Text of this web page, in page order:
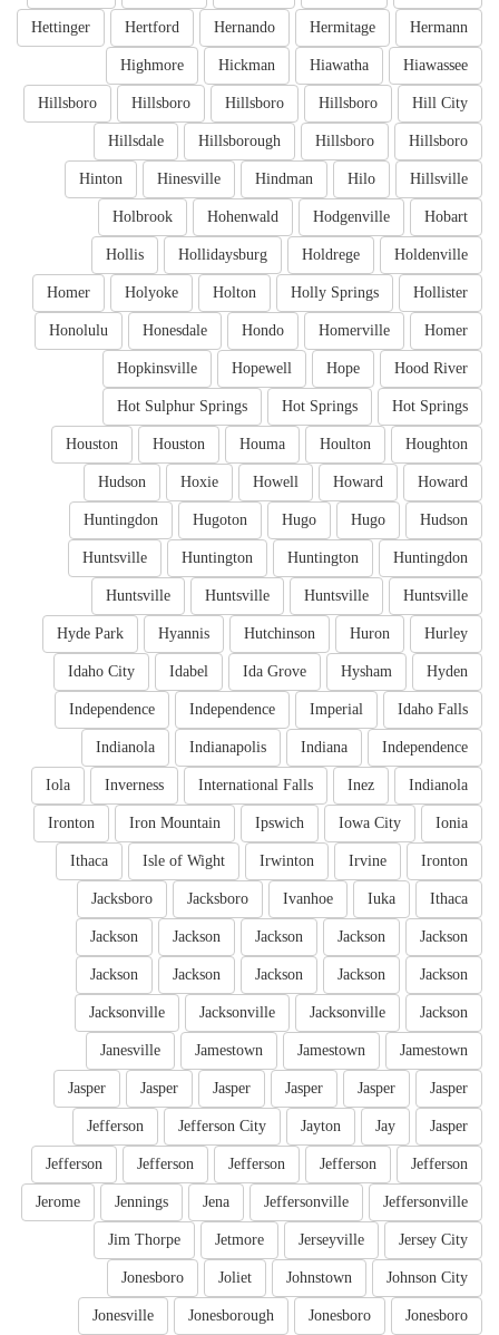
Hermann
Hermitage
Hernando
Hertford
Hettinger
Hiawassee
Hiawatha
Hickman
Highmore
Hill City
Hillsboro
Hillsboro
Hillsboro
Hillsboro
Hillsboro
Hillsboro
Hillsborough
Hillsdale
Hillsville
Hilo
Hindman
Hinesville
Hinton
Hobart
Hodgenville
Hohenwald
Holbrook
Holdenville
Holdrege
Hollidaysburg
Hollis
Hollister
Holly Springs
Holton
Holyoke
Homer
Homer
Homerville
Hondo
Honesdale
Honolulu
Hood River
Hope
Hopewell
Hopkinsville
Hot Springs
Hot Springs
Hot Sulphur Springs
Houghton
Houlton
Houma
Houston
Houston
Howard
Howard
Howell
Hoxie
Hudson
Hudson
Hugo
Hugo
Hugoton
Huntingdon
Huntingdon
Huntington
Huntington
Huntsville
Huntsville
Huntsville
Huntsville
Huntsville
Hurley
Huron
Hutchinson
Hyannis
Hyde Park
Hyden
Hysham
Ida Grove
Idabel
Idaho City
Idaho Falls
Imperial
Independence
Independence
Independence
Indiana
Indianapolis
Indianola
Indianola
Inez
International Falls
Inverness
Iola
Ionia
Iowa City
Ipswich
Iron Mountain
Ironton
Ironton
Irvine
Irwinton
Isle of Wight
Ithaca
Ithaca
Iuka
Ivanhoe
Jacksboro
Jacksboro
Jackson
Jackson
Jackson
Jackson
Jackson
Jackson
Jackson
Jackson
Jackson
Jackson
Jackson
Jacksonville
Jacksonville
Jacksonville
Jamestown
Jamestown
Jamestown
Janesville
Jasper
Jasper
Jasper
Jasper
Jasper
Jasper
Jasper
Jay
Jayton
Jefferson City
Jefferson
Jefferson
Jefferson
Jefferson
Jefferson
Jefferson
Jeffersonville
Jeffersonville
Jena
Jennings
Jerome
Jersey City
Jerseyville
Jetmore
Jim Thorpe
Johnson City
Johnstown
Joliet
Jonesboro
Jonesboro
Jonesboro
Jonesborough
Jonesville